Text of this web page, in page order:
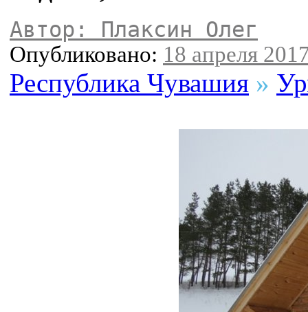
Автор: Плаксин Олег
Опубликовано: 18 апреля
Республика Чувашия »